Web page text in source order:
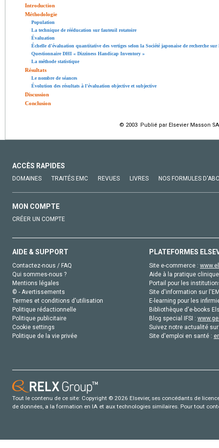
Introduction
Méthodologie
Population
La technique de rééducation sur fauteuil rotatoire
Évaluation
Échelle d'évaluation quantitative des vertiges selon la Société japonaise de recherche
Questionnaire DHI « Dizziness Handicap Inventory »
La méthode statistique
Résultats
Le nombre de séances
Évolution des résultats à l'évaluation objective et subjective
Discussion
Conclusion
© 2003 Publié par Elsevier Masson
ACCÈS RAPIDES
DOMAINES TRAITÉS EMC REVUES LIVRES NOS FORMULES
MON COMPTE
CRÉER UN COMPTE
AIDE & SUPPORT
Contactez-nous / FAQ
Qui sommes-nous ?
Mentions légales
© - Avertissements
Termes et conditions d'utilisation
Politique rédactionnelle
Politique publicitaire
Cookie settings
Politique de la vie privée
PLATEFORMES
Site e-commerce :
Aide à la pratique
Portail pour les
Site d'information sur
E-learning pour les
Bibliothèque d'e-books
Blog special IFSI :
Suivez notre actualité
Site d'emploi en santé :
Tout le contenu de ce site: Copyright © 2026 Elsevier, ses concédants de
de données, a la formation en IA et aux technologies similaires. Pour tout